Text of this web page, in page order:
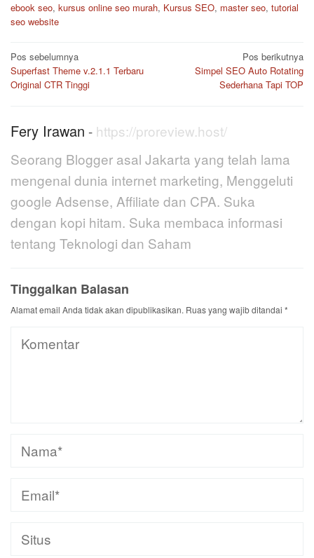
ebook seo, kursus online seo murah, Kursus SEO, master seo, tutorial
seo website
Navigasi
pos
Pos sebelumnya
Superfast Theme v.2.1.1 Terbaru
Original CTR Tinggi
Pos berikutnya
Simpel SEO Auto Rotating
Sederhana Tapi TOP
Fery Irawan - https://proreview.host/
Seorang Blogger asal Jakarta yang telah lama
mengenal dunia internet marketing, Menggeluti
google Adsense, Affiliate dan CPA. Suka
dengan kopi hitam. Suka membaca informasi
tentang Teknologi dan Saham
Tinggalkan Balasan
Alamat email Anda tidak akan dipublikasikan. Ruas yang wajib ditandai *